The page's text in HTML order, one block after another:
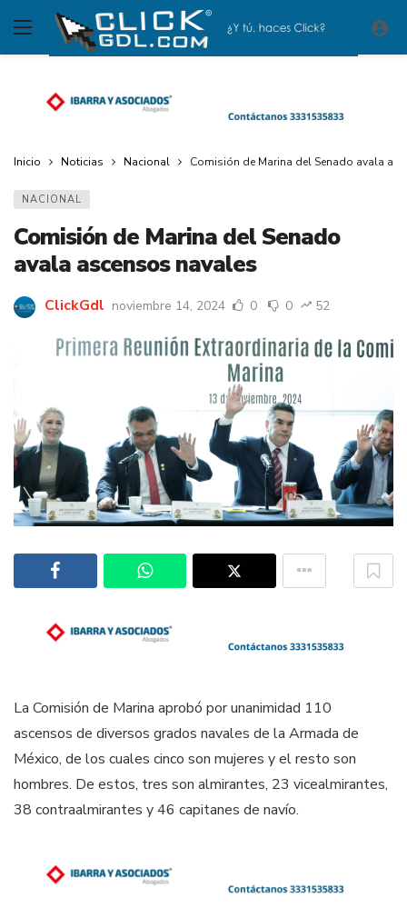
Inicio Noticias Nacional Comisión de Marina del Senado avala
NACIONAL
Comisión de Marina del Senado
avala ascensos navales
ClickGdl noviembre 14, 2024 0 0 52
La Comisión de Marina aprobó por unanimidad 110
ascensos de diversos grados navales de la Armada de
México, de los cuales cinco son mujeres y el resto son
hombres. De estos, tres son almirantes, 23 vicealmirantes,
38 contraalmirantes y 46 capitanes de navío.